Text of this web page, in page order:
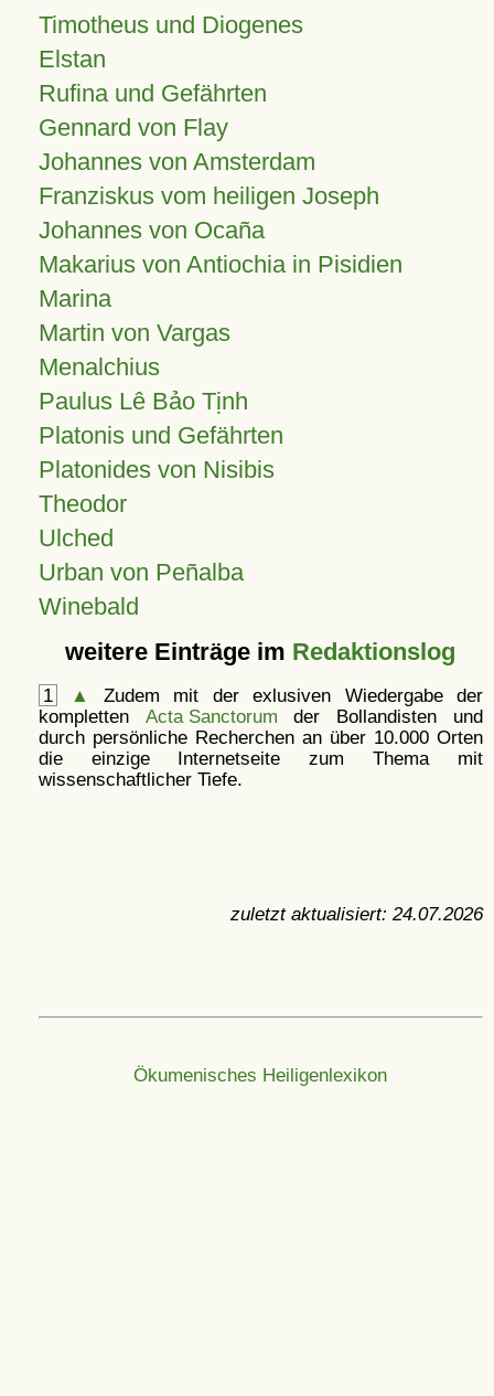
Timotheus und Diogenes
Elstan
Rufina und Gefährten
Gennard von Flay
Johannes von Amsterdam
Franziskus vom heiligen Joseph
Johannes von Ocaña
Makarius von Antiochia in Pisidien
Marina
Martin von Vargas
Menalchius
Paulus Lê Bảo Tịnh
Platonis und Gefährten
Platonides von Nisibis
Theodor
Ulched
Urban von Peñalba
Winebald
weitere Einträge im Redaktionslog
1 ▲
Zudem mit der exlusiven Wiedergabe der
kompletten Acta Sanctorum der Bollandisten und
durch persönliche Recherchen an über 10.000 Orten
die einzige Internetseite zum Thema mit
wissenschaftlicher Tiefe.
zuletzt aktualisiert: 24.07.2026
Ökumenisches Heiligenlexikon